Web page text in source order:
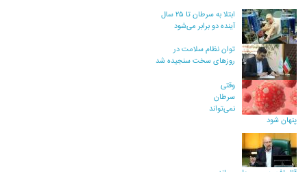
ابتلا به سرطان تا ۲۵ سال
آینده دو برابر می‌شود
توان نظام سلامت در
روزهای سخت سنجیده شد
وقتی
سرطان
نمی‌تواند
پنهان شود